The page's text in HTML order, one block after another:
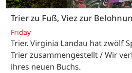
Trier zu Fuß, Viez zur
Friday
Trier. Virginia Landau hat zwölf
Trier zusammengestellt / Wir
ihres neuen Buchs.